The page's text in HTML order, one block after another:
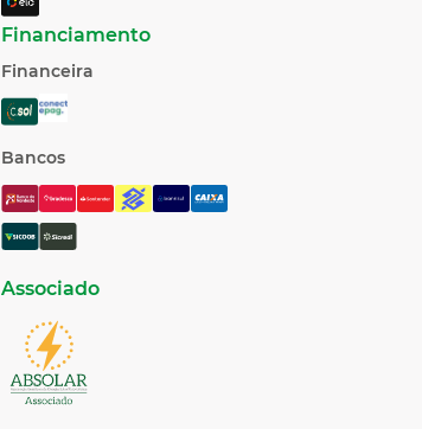
Financiamento
Financeira
Bancos
Associado